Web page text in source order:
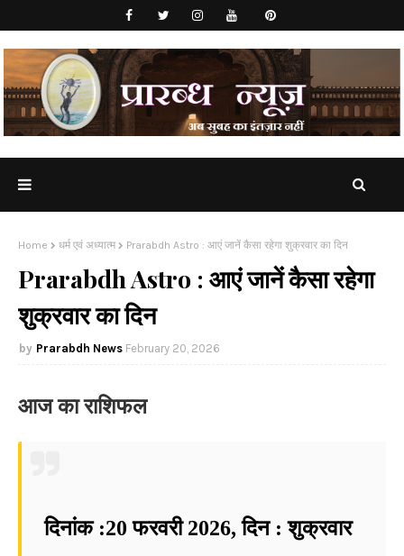
Home धर्म एवं अध्यात्म Prarabdh Astro : आएं जानें कैसा रहेगा शुक्रवार का दिन
Prarabdh Astro : आएं जानें कैसा रहेगा
शुक्रवार का दिन
Prarabdh News February 20, 2026
आज का राशिफल
दिनांक :20 फरवरी 2026, दिन : शुक्रवार